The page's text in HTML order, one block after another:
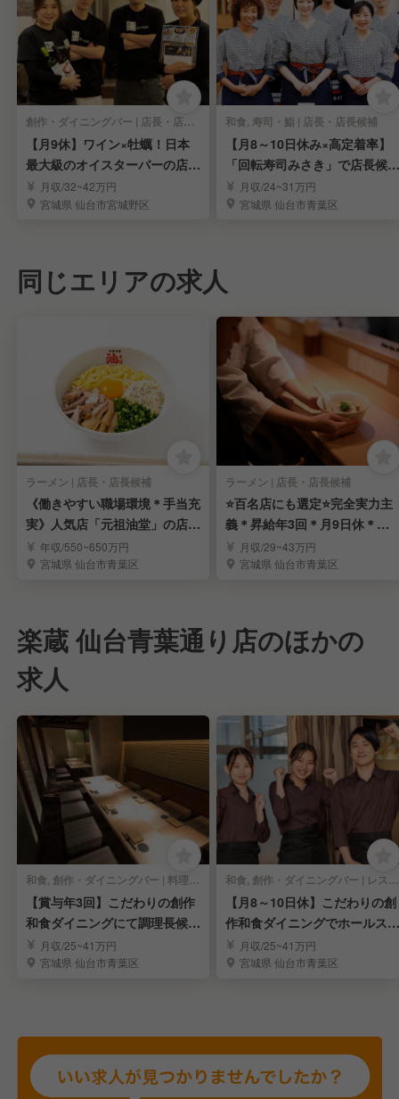
創作・ダイニングバー | 店長・店長候補
【月9休】ワイン×牡蠣！日本
最大級のオイスターバーの店長
候補◎
月収/32~42万円
宮城県 仙台市宮城野区
和食, 寿司・鮨 | 店長・店長候補
【月8～10日休み×高定着率】
「回転寿司みさき」で店長候補
募集／経験者歓迎
月収/24~31万円
宮城県 仙台市青葉区
同じエリアの求人
ラーメン | 店長・店長候補
《働きやすい職場環境＊手当充
実》人気店「元祖油堂」の店長
を募集｜宮城エリア
年収/550~650万円
宮城県 仙台市青葉区
ラーメン | 店長・店長候補
⭐️百名店にも選定⭐️完全実力主
義＊昇給年3回＊月9日休＊店
舗拡大中！
月収/29~43万円
宮城県 仙台市青葉区
楽蔵 仙台青葉通り店のほかの
求人
和食, 創作・ダイニングバー | 料理長・料理長候補
【賞与年3回】こだわりの創作
和食ダイニングにて調理長候補
を募集！/仙台
月収/25~41万円
宮城県 仙台市青葉区
和食, 創作・ダイニングバー | レストランサービス・ホールスタッフ
【月8～10日休】こだわりの創
作和食ダイニングでホールスタ
ッフを募集/仙台
月収/25~41万円
宮城県 仙台市青葉区